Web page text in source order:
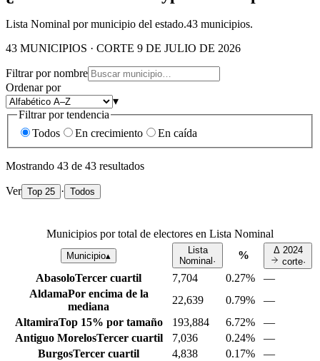
Lista Nominal por municipio del estado.43 municipios.
43 MUNICIPIOS · CORTE 9 DE JULIO DE 2026
Filtrar por nombre
Ordenar por
▾
Filtrar por tendencia
Todos
En crecimiento En caída
Mostrando 43 de 43 resultados
Ver Top 25 · Todos
Municipios por total de electores en Lista Nominal
Municipio▴
Lista
Nominal · % Δ 2024
corte·
AbasoloTercer cuartil 7,704 0.27%
—
AldamaPor encima de la
mediana
22,639 0.79%
—
AltamiraTop 15% por tamaño 193,884 6.72%
—
Antiguo MorelosTercer cuartil 7,036 0.24%
—
BurgosTercer cuartil 4,838 0.17%
—